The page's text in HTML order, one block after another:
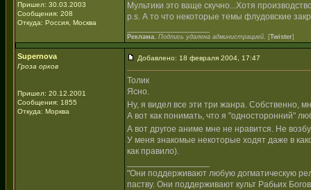
Пришел: 30.03.2003
Сообщения: 208
Откуда: Россия, Москва
Мультики это ваще скучно...Хотя
p.s. А то что некоторые темы флудовские
Реклама. Подпись удалена администрацией. [Twister]
Supernova
Гроза орков
Пришел: 20.12.2001
Сообщения: 1855
Откуда: Морква
Добавлено: 18 февраля 2004, 17:47
Толик
Ясно.
Ну, я видел все эти три жанра. Собственно,
А вот как понимать, что я "односторонний"
А вот другое аниме мне не нравится. Не
У меня знакомые некоторые ходят даже в
как правило).
"Они поддерживают любую догматическую
паству. Они поддерживают культ Рабьих